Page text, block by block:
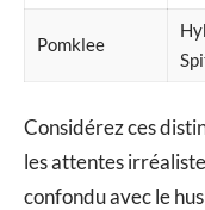
Pomklee
Considérez ces
les attentes
confondu avec le